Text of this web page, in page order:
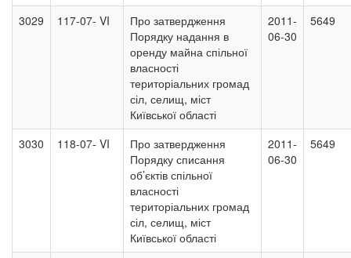
3029 117-07- VI
Про затвердження
Порядку надання в
оренду майна спільної
власності
територіальних громад
сіл, селищ, міст
Київської області
2011-
06-30
5649
3030 118-07- VI
Про затвердження
Порядку списання
об’єктів спільної
власності
територіальних громад
сіл, селищ, міст
Київської області
2011-
06-30
5649